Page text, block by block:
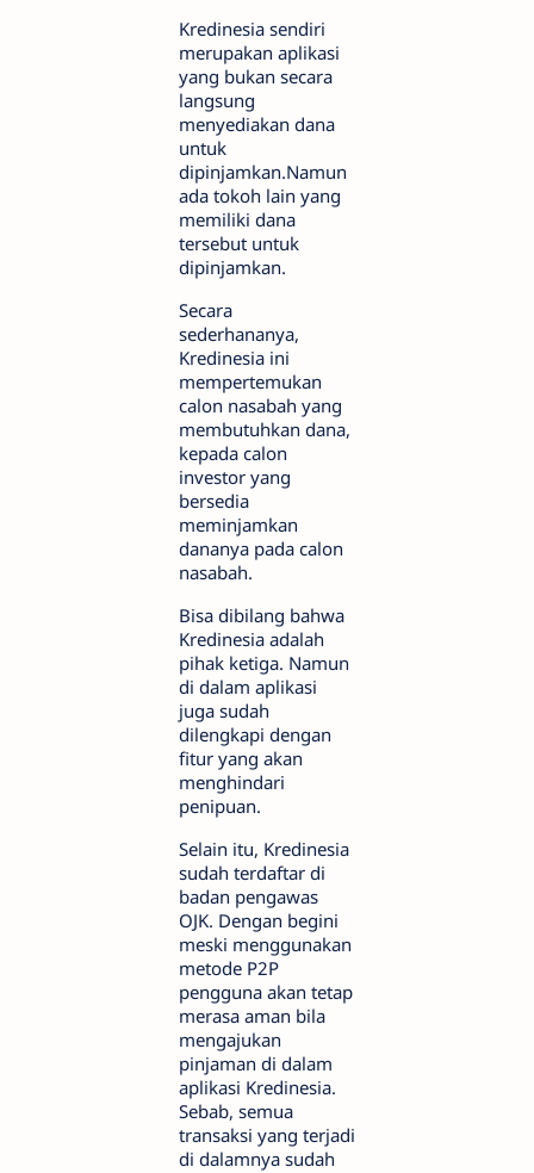
Kredinesia sendiri
merupakan aplikasi
yang bukan secara
langsung
menyediakan dana
untuk
dipinjamkan.Namun
ada tokoh lain yang
memiliki dana
tersebut untuk
dipinjamkan.
Secara
sederhananya,
Kredinesia ini
mempertemukan
calon nasabah yang
membutuhkan dana,
kepada calon
investor yang
bersedia
meminjamkan
dananya pada calon
nasabah.
Bisa dibilang bahwa
Kredinesia adalah
pihak ketiga. Namun
di dalam aplikasi
juga sudah
dilengkapi dengan
fitur yang akan
menghindari
penipuan.
Selain itu, Kredinesia
sudah terdaftar di
badan pengawas
OJK. Dengan begini
meski menggunakan
metode P2P
pengguna akan tetap
merasa aman bila
mengajukan
pinjaman di dalam
aplikasi Kredinesia.
Sebab, semua
transaksi yang terjadi
di dalamnya sudah